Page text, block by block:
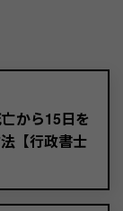
から15日を
【行政書士